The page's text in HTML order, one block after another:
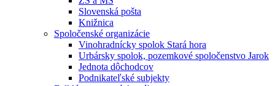
Slovenská pošta
Knižnica
Spoločenské organizácie
Vinohradnícky spolok Stará hora
Urbársky spolok, pozemkové spoločenstvo Jarok
Jednota dôchodcov
Podnikateľské subjekty